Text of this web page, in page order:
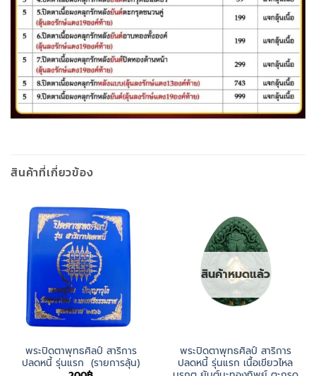
สินค้าที่เกี่ยวข้อง
พระปิดตาพุทธศิลป์ สาริการ
ปลดหนี้ รุ่นแรก (รายการลุ้น)
สินค้าหมดแล้ว
พระปิดตาพุทธศิลป์ สาริการ
ปลดหนี้ รุ่นแรก เนื้อเขียวไหล